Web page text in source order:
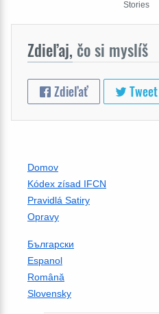
Stories
Zdieľaj, čo si myslíš
Zdieľať Tweet
Domov
Kódex zísad IFCN
Pravidlá Satiry
Opravy
Български
Espanol
Română
Slovensky